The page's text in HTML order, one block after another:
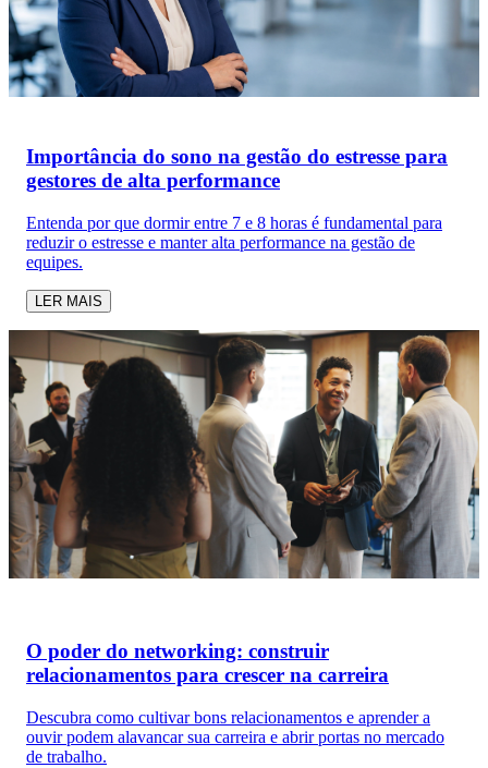
Importância do sono na gestão do estresse para
gestores de alta performance
Entenda por que dormir entre 7 e 8 horas é fundamental para
reduzir o estresse e manter alta performance na gestão de
equipes.
LER MAIS
O poder do networking: construir
relacionamentos para crescer na carreira
Descubra como cultivar bons relacionamentos e aprender a
ouvir podem alavancar sua carreira e abrir portas no mercado
de trabalho.